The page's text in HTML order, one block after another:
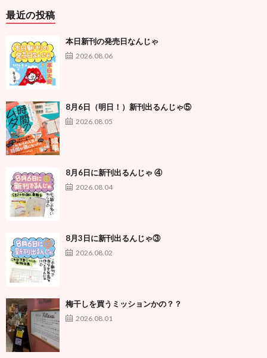
最近の投稿
本日新刊の発売日なんじゃ
2026.08.06
8月6日（明日！）新刊出るんじゃ⑤
2026.08.05
8月6日に新刊出るんじゃ ④
2026.08.04
8月3日に新刊出るんじゃ③
2026.08.02
梅干しを買うミッションかの？？
2026.08.01